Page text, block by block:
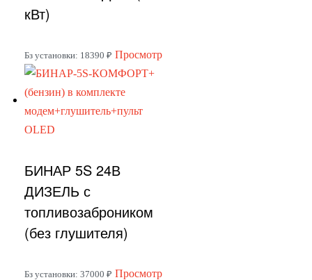
товара.
кВт)
Бз установки: 18390 ₽ ПросмотрЭтот
БИНАР 5S 24В
ДИЗЕЛЬ с
топливозаброником
(без глушителя)
Бз установки: 37000 ₽ ПросмотрЭтот